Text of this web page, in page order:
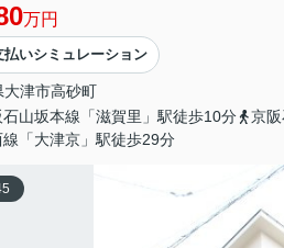
万円
払いシミュレーション
大津市高砂町
石山坂本線「滋賀里」駅徒歩10分
京
線「大津京」駅徒歩29分